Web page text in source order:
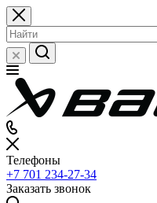
Телефоны
+7 701 234-27-34
Заказать звонок